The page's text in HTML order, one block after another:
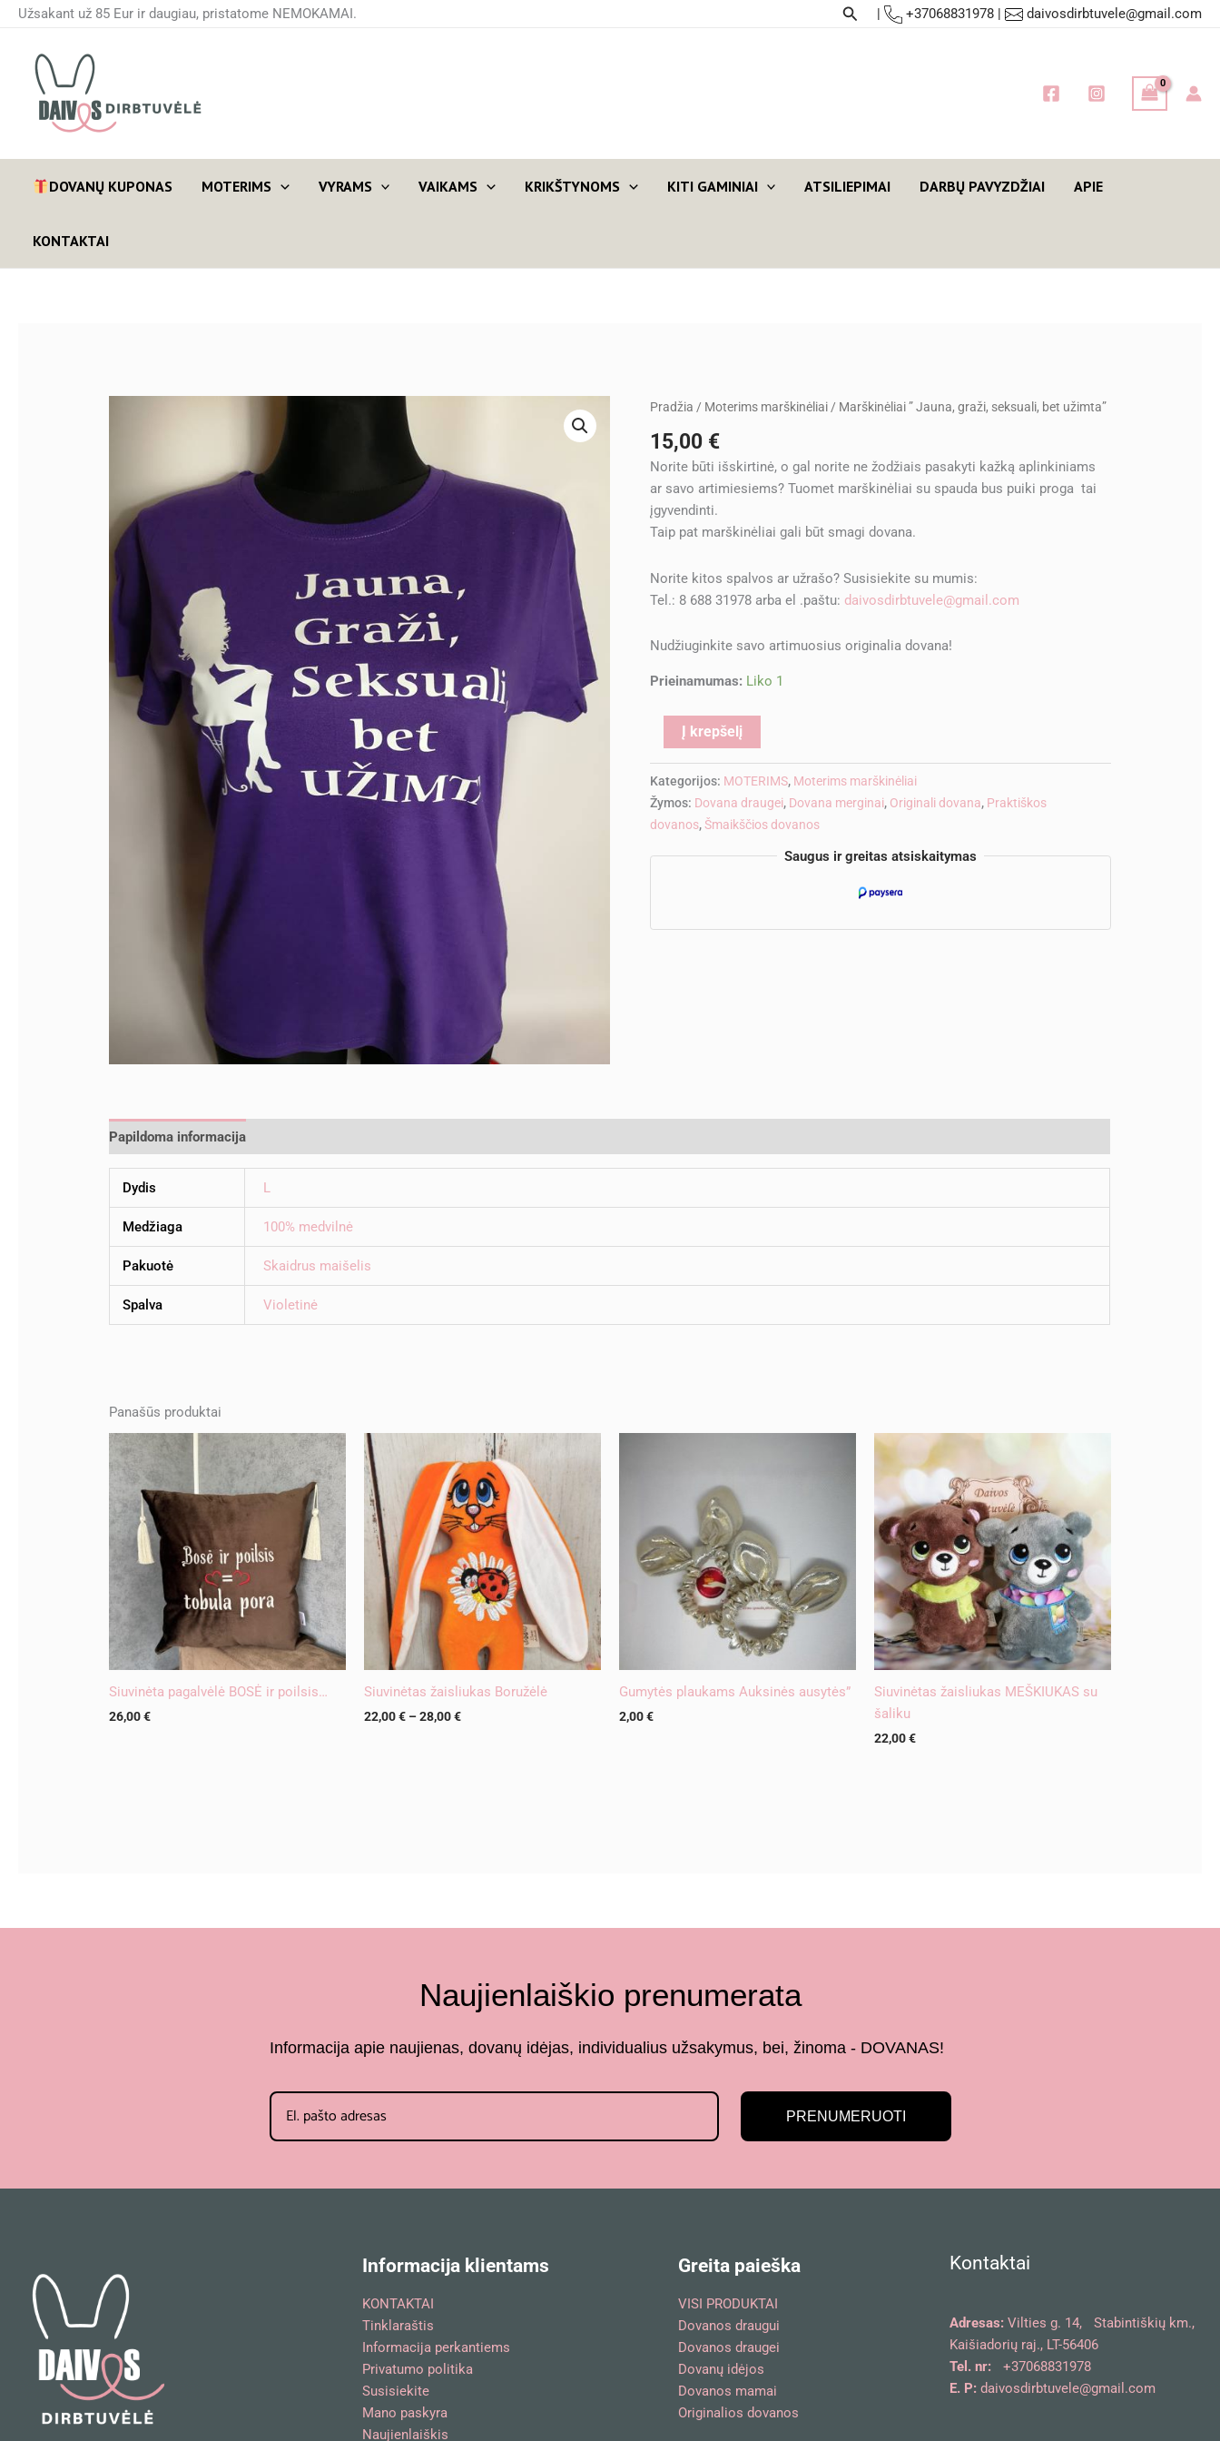
Pereiti
turinio
Užsakant už 85 Eur ir daugiau, pristatome NEMOKAMAI. Paieška
| +37068831978 | daivosdirbtuvele@gmail.com
DOVANŲ KUPONAS MOTERIMS VYRAMS VAIKAMS KRIKŠTYNOMS KITI GAMINIAI ATSILIEPIMAI DARBŲ PAVYZDŽIAI APIE
KONTAKTAI
Pradžia / Moterims marškinėliai / Marškinėliai ” Jauna, graži, seksuali, bet užimta”
15,00 €
Norite būti išskirtinė, o gal norite ne žodžiais pasakyti kažką aplinkiniams
ar savo artimiesiems? Tuomet marškinėliai su spauda bus puiki proga tai
įgyvendinti.
Taip pat marškinėliai gali būt smagi dovana.
Norite kitos spalvos ar užrašo? Susisiekite su mumis:
Tel.: 8 688 31978 arba el .paštu: daivosdirbtuvele@gmail.com
Nudžiuginkite savo artimuosius originalia dovana!
Prieinamumas: Liko 1
produkto
Marškinėliai
"
Jauna,
graži,
seksuali,
užimta"
Į krepšelį
Kategorijos: MOTERIMS, Moterims marškinėliai
Žymos: Dovana draugei, Dovana merginai, Originali dovana, Praktiškos
dovanos,Šmaikščios dovanos
Saugus ir greitas atsiskaitymas
Papildoma informacija
Dydis L
Medžiaga 100% medvilnė
Pakuotė Skaidrus maišelis
Spalva Violetinė
Panašūs produktai
Siuvinėta pagalvėlė BOSĖ ir poilsis…
26,00€
Siuvinėtas žaisliukas Boružėlė
22,00€ –28,00€
Price
range:
22,00 €
through
28,00 €
Gumytės plaukams Auksinės ausytės”
2,00€
Siuvinėtas žaisliukas MEŠKIUKAS su
šaliku
22,00€
Naujienlaiškio prenumerata
Informacija apie naujienas, dovanų idėjas, individualius užsakymus, bei, žinoma - DOVANAS!
PRENUMERUOTI
Informacija klientams
KONTAKTAI
Tinklaraštis
Informacija perkantiems
Privatumo politika
Susisiekite
Mano paskyra
Naujienlaiškis
Greita paieška
VISI PRODUKTAI
Dovanos draugui
Dovanos draugei
Dovanų idėjos
Dovanos mamai
Originalios dovanos
Kontaktai
Adresas:Vilties g. 14, Stabintiškių km.,
Kaišiadorių raj., LT-56406
Tel. nr:
+37068831978
E. P: daivosdirbtuvele@gmail.com